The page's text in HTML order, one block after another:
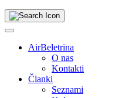
AirBeletrina
O nas
Kontakti
Članki
Seznami